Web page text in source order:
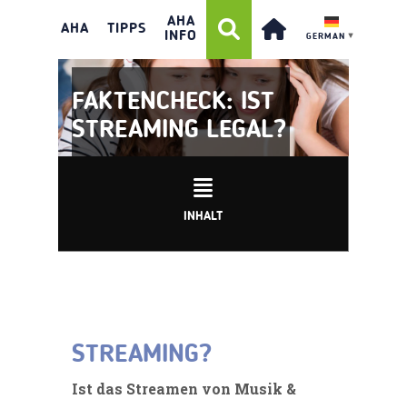
AHA TIPPS
AHA
INFO
GERMAN ▼
FAKTENCHECK: IST
STREAMING LEGAL?
INHALT
STREAMING?
Ist das Streamen von Musik &